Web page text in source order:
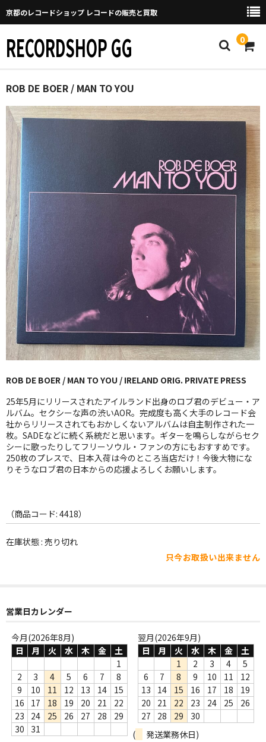
京都のレコードショップ レコードの販売と買取
RECORDSHOP GG 0
Home
マイページ
GGについて
買取について
取り置きなどについて
Categories
New Arrivals
新譜
GG RECORD （当店のレーベル）
全商品
JAZZ-US
BLUE NOTE
JAZZ-EU
JAZZ-JP
JAZZ-VOCAL
J-POP
FOLK,SSW
WORLD
レア盤（1万円以上）
Webのみ no.1
Webのみ no.2
Webのみ no.3
Webのみ no.4
売り切れ
ROB DE BOER / MAN TO YOU
ROB DE BOER / MAN TO YOU / IRELAND ORIG. PRIVATE PRESS
25年5月にリリースされたアイルランド出身のロブ君のデビュー・ア
ルバム。セクシーな声の渋いAOR。完成度も高く大手のレコード会
社からリリースされてもおかしくないアルバムは自主制作された一
枚。SADEなどに続く系統だと思います。ギターを鳴らしながらセク
シーに歌ったりしてフリーソウル・ファンの方にもおすすめです。
250枚のプレスで、日本入荷は今のところ当店だけ！今後大物にな
りそうなロブ君の日本からの応援よろしくお願いします。
（商品コード: 4418）
在庫状態 : 売り切れ
只今お取扱い出来ません
営業日カレンダー
今月(2026年8月)
日
月 火 水 木 金
土
1
2
3 4 5 6 7
8
9
10 11 12 13 14
15
16
17 18 19 20 21
22
23
24 25 26 27 28
29
30
31
翌月(2026年9月)
日
月 火 水 木 金
土
1
2 3 4
5
6
7 8 9 10 11
12
13
14 15 16 17 18
19
20
21 22 23 24 25
26
27
28 29
30
(
発送業務休日)